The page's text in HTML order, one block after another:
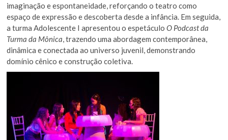
imaginação e espontaneidade, reforçando o teatro como
espaço de expressão e descoberta desde a infância. Em seguida,
a turma Adolescente I apresentou o espetáculoO Podcast da
Turma da Mônica, trazendo uma abordagem contemporânea,
dinâmica e conectada ao universo juvenil, demonstrando
domínio cênico e construção coletiva.